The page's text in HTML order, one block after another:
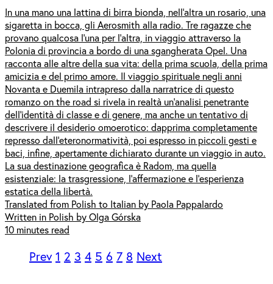
In una mano una lattina di birra bionda, nell’altra un rosario, una
sigaretta in bocca, gli Aerosmith alla radio. Tre ragazze che
provano qualcosa l’una per l’altra, in viaggio attraverso la
Polonia di provincia a bordo di una sgangherata Opel. Una
racconta alle altre della sua vita: della prima scuola, della prima
amicizia e del primo amore. Il viaggio spirituale negli anni
Novanta e Duemila intrapreso dalla narratrice di questo
romanzo on the road si rivela in realtà un'analisi penetrante
dell'identità di classe e di genere, ma anche un tentativo di
descrivere il desiderio omoerotico: dapprima completamente
represso dall’eteronormatività, poi espresso in piccoli gesti e
baci, infine, apertamente dichiarato durante un viaggio in auto.
La sua destinazione geografica è Radom, ma quella
esistenziale: la trasgressione, l’affermazione e l’esperienza
estatica della libertà.
Translated from Polish to Italian by Paola Pappalardo
Written in Polish by Olga Górska
10 minutes read
Prev 1 2 3 4 5 6 7 8 Next